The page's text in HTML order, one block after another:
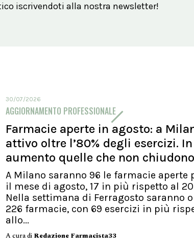
iscrivendoti alla nostra newsletter!
30/07/2026
AGGIORNAMENTO PROFESSIONALE
Farmacie aperte in agosto: a
attivo oltre l’80% degli esercizi. In
aumento quelle che non
A Milano saranno 96 le farmacie aperte
il mese di agosto, 17 in più rispetto al
Nella settimana di Ferragosto saranno
226 farmacie, con 69 esercizi in più
allo...
A cura di Redazione Farmacista33